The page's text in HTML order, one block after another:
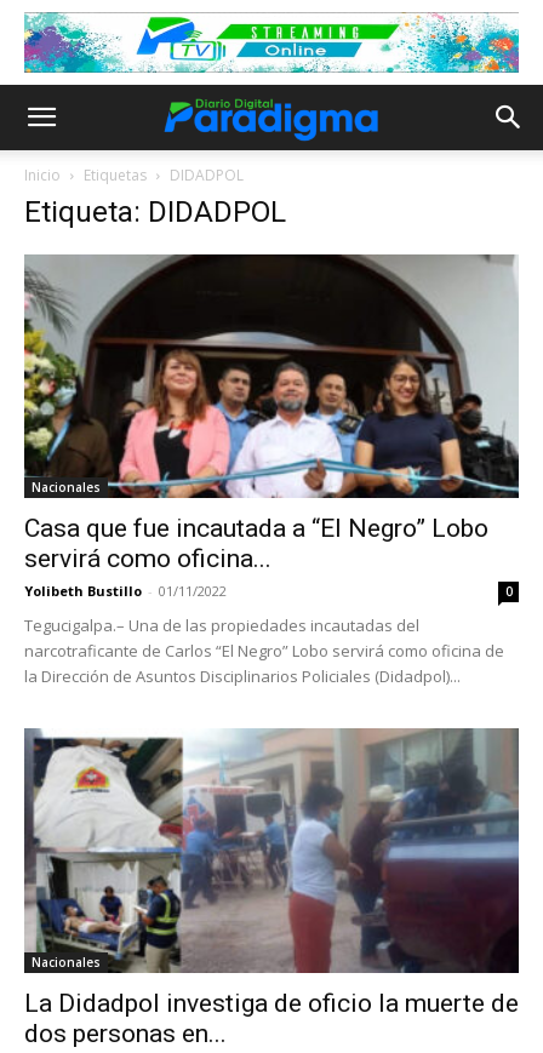
Inicio Etiquetas DIDADPOL
Etiqueta: DIDADPOL
Nacionales
Casa que fue incautada a “El Negro” Lobo
servirá como oficina...
Yolibeth Bustillo - 01/11/2022 0
Tegucigalpa.– Una de las propiedades incautadas del
narcotraficante de Carlos “El Negro” Lobo servirá como oficina de
la Dirección de Asuntos Disciplinarios Policiales (Didadpol)...
Nacionales
La Didadpol investiga de oficio la muerte de
dos personas en...